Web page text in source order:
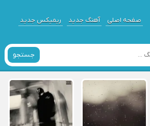
صفحه اصلی آهنگ جدید ریمیکس جدید
جستجو